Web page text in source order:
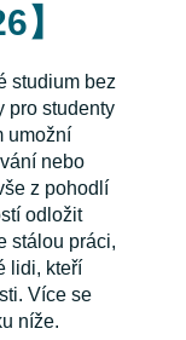
】
studium bez
pro studenty
umožní
nebo
z pohodlí
odložit
stálou práci,
lidi, kteří
Více se
níže.